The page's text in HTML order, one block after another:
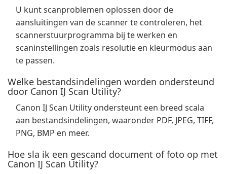
U kunt scanproblemen oplossen door de
aansluitingen van de scanner te controleren, het
scannerstuurprogramma bij te werken en
scaninstellingen zoals resolutie en kleurmodus aan
te passen.
Welke bestandsindelingen worden ondersteund
door Canon IJ Scan Utility?
Canon IJ Scan Utility ondersteunt een breed scala
aan bestandsindelingen, waaronder PDF, JPEG, TIFF,
PNG, BMP en meer.
Hoe sla ik een gescand document of foto op met
Canon IJ Scan Utility?